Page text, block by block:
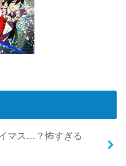
マス…？怖すぎる